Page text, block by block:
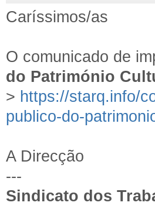
Caríssimos/as
O comunicado de
do Património
> https://starq.info/
publico-do-
A Direcção
---
Sindicato dos